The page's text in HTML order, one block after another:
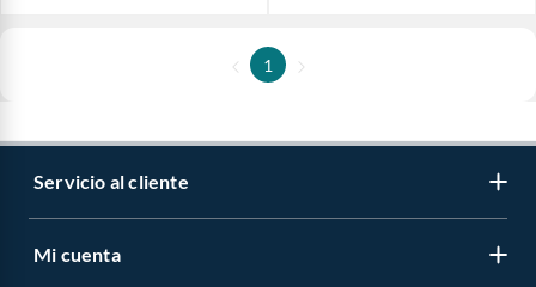
1
Servicio al cliente
Mi cuenta